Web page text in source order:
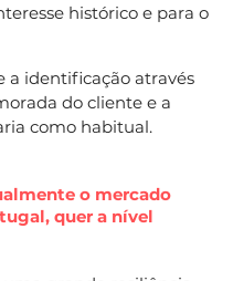
histórico e para o
a identificação através
do cliente e a
como habitual.
o mercado
quer a nível